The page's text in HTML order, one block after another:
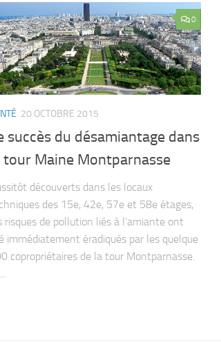
0
20 OCTOBRE 2015
succès du désamiantage dans
tour Maine Montparnasse
découverts dans les locaux
des 15e, 42e, 57e et 58e étages,
risques de pollution liés à l’amiante ont
immédiatement éradiqués par les quelque
copropriétaires de la tour Montparnasse.